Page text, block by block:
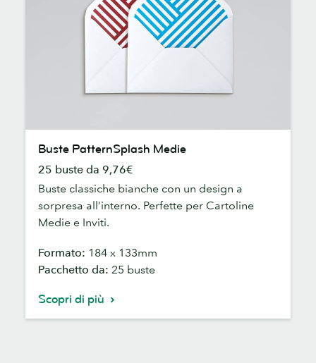
PatternSplash
Medie
Buste PatternSplash Medie
25 buste da 9,76€
Buste classiche bianche con un design a
sorpresa all’interno. Perfette per Cartoline
Medie e Inviti.
Formato: 184 x 133mm
Pacchetto da: 25 buste
Scopri di più